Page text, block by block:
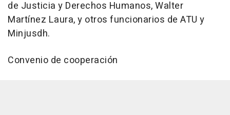
de Justicia y Derechos Humanos, Walter
Martínez Laura, y otros funcionarios de ATU y
Minjusdh.
Convenio de cooperación